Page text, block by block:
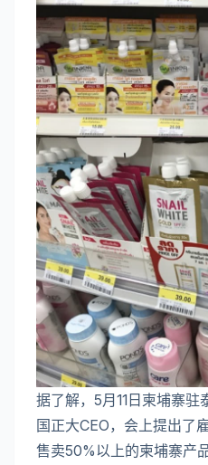
据了解，5月11日柬埔寨
国正大CEO，会上提出了
售卖50%以上的柬埔寨产